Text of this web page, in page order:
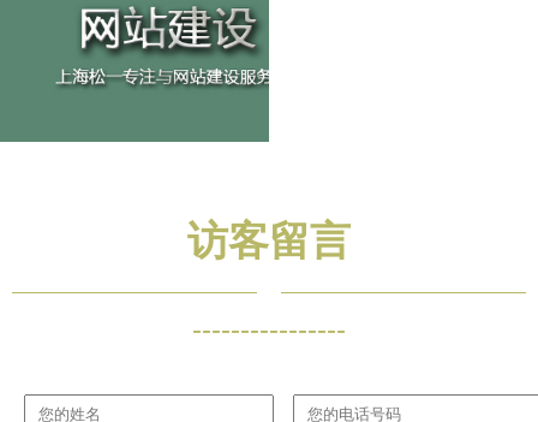
访客留言
----------------